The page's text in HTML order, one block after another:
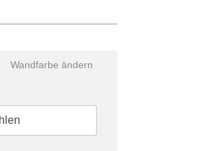
Wandfarbe ändern